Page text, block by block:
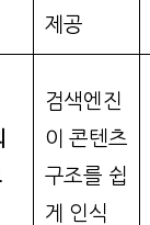
제공
검색엔진
이 콘텐츠
구조를 쉽
게 인식